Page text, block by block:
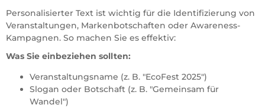
Personalisierter Text ist wichtig für die Identifizierung von
Veranstaltungen, Markenbotschaften oder Awareness-
Kampagnen. So machen Sie es effektiv:
Was Sie einbeziehen sollten:
Veranstaltungsname (z. B. "EcoFest 2025")
Slogan oder Botschaft (z. B. "Gemeinsam für
Wandel")